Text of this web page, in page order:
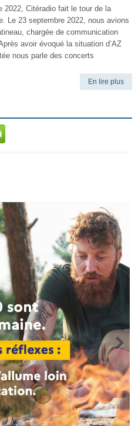
2022, Citéradio fait le tour de la
Le 23 septembre 2022, nous avions
chargée de communication
avoir évoqué la situation d’AZ
nous parle des concerts
En lire plus